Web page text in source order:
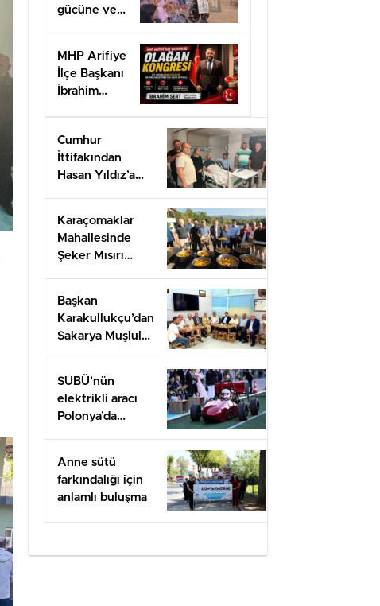
gücüne ve
ev sahipliği
yaptı.”
MHP Arifiye
İlçe Başkanı
İbrahim
daveti
Cumhur
İttifakından
Hasan Yıldız’a
Karaçomaklar
Mahallesinde
Şeker Mısırı
Başkan
Karakullukçu’dan
Sakarya Muşlular
ziyaret
SUBÜ’nün
elektrikli aracı
Polonya’da
Anne sütü
farkındalığı için
anlamlı buluşma